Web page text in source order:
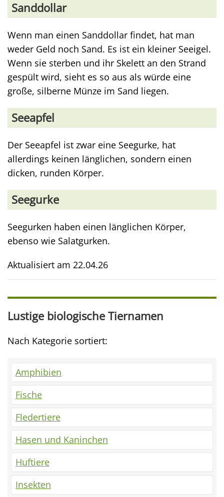
Sanddollar
Wenn man einen Sanddollar findet, hat man
weder Geld noch Sand. Es ist ein kleiner Seeigel.
Wenn sie sterben und ihr Skelett an den Strand
gespült wird, sieht es so aus als würde eine
große, silberne Münze im Sand liegen.
Seeapfel
Der Seeapfel ist zwar eine Seegurke, hat
allerdings keinen länglichen, sondern einen
dicken, runden Körper.
Seegurke
Seegurken haben einen länglichen Körper,
ebenso wie Salatgurken.
Aktualisiert am 22.04.26
Lustige biologische Tiernamen
Nach Kategorie sortiert:
Amphibien
Fische
Fledertiere
Hasen und Kaninchen
Huftiere
Insekten